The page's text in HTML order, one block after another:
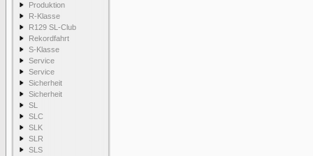
Produktion
R-Klasse
R129 SL-Club
Rekordfahrt
S-Klasse
Service
Service
Sicherheit
Sicherheit
SL
SLC
SLK
SLR
SLS